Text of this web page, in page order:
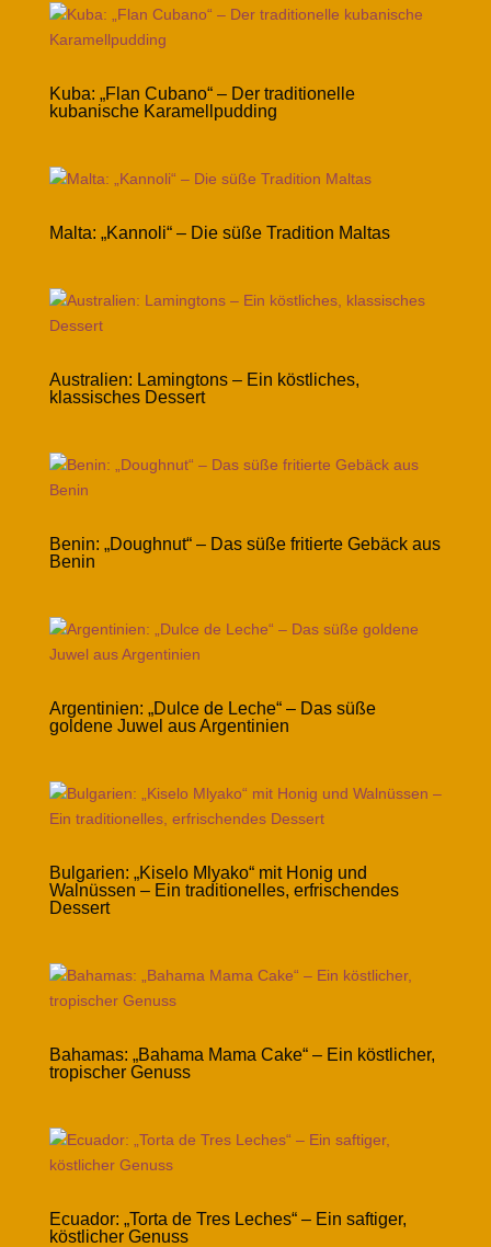
Kuba: „Flan Cubano“ – Der traditionelle
kubanische Karamellpudding
Malta: „Kannoli“ – Die süße Tradition Maltas
Australien: Lamingtons – Ein köstliches,
klassisches Dessert
Benin: „Doughnut“ – Das süße fritierte Gebäck aus
Benin
Argentinien: „Dulce de Leche“ – Das süße
goldene Juwel aus Argentinien
Bulgarien: „Kiselo Mlyako“ mit Honig und
Walnüssen – Ein traditionelles, erfrischendes
Dessert
Bahamas: „Bahama Mama Cake“ – Ein köstlicher,
tropischer Genuss
Ecuador: „Torta de Tres Leches“ – Ein saftiger,
köstlicher Genuss